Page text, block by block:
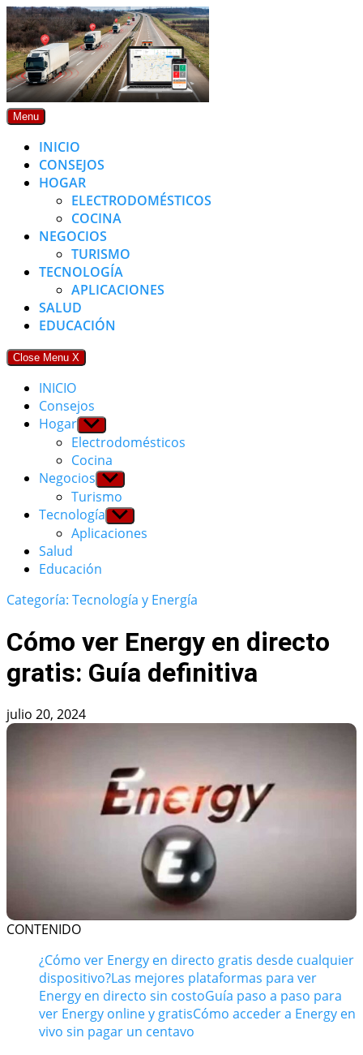
Skip
to
content
Menu
INICIO
CONSEJOS
HOGAR
ELECTRODOMÉSTICOS
COCINA
NEGOCIOS
TURISMO
TECNOLOGÍA
APLICACIONES
SALUD
EDUCACIÓN
Close Menu X
INICIO
Consejos
Hogar Show
sub
menu
Electrodomésticos
Cocina
Negocios Show
sub
menu
Turismo
Tecnología Show
sub
menu
Aplicaciones
Salud
Educación
Categoría: Tecnología y Energía
Cómo ver Energy en directo
gratis: Guía definitiva
julio 20, 2024
CONTENIDO
¿Cómo ver Energy en directo gratis desde cualquier
dispositivo?Las mejores plataformas para ver
Energy en directo sin costoGuía paso a paso para
ver Energy online y gratisCómo acceder a Energy en
vivo sin pagar un centavo